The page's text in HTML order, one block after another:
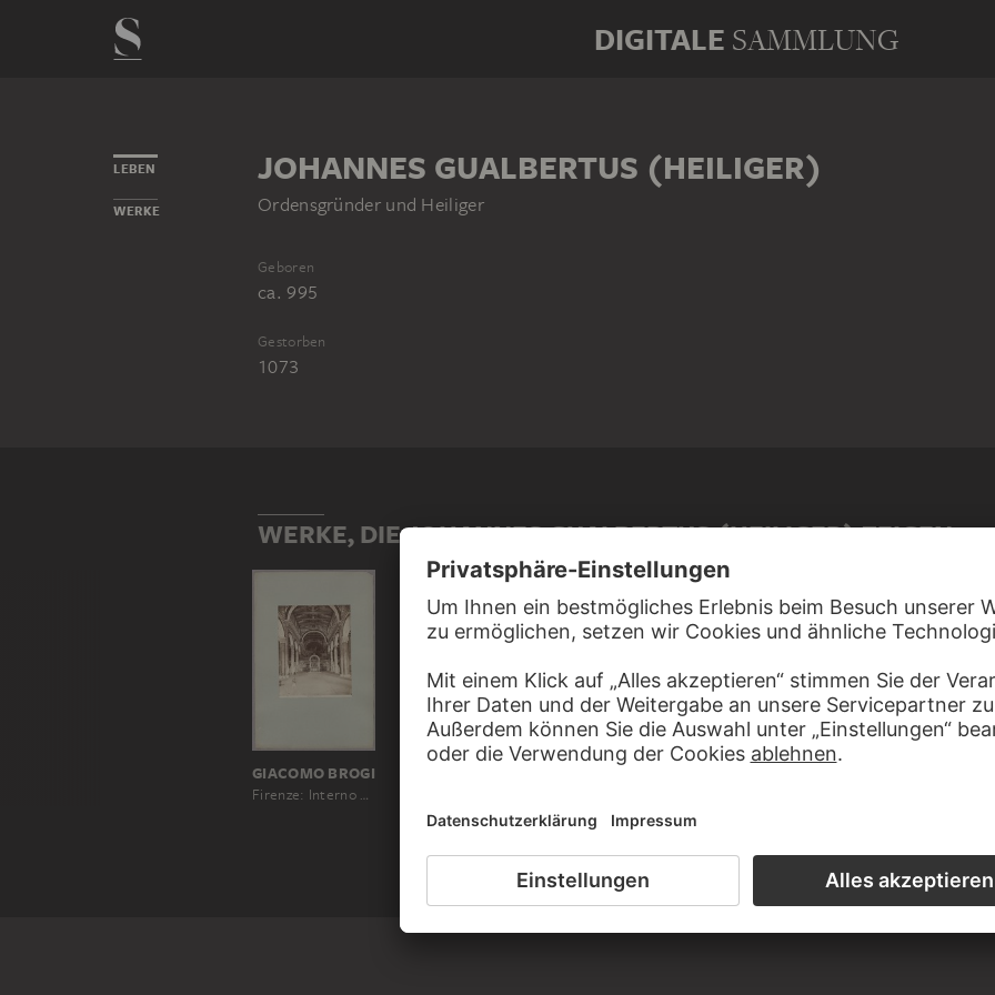
DIGITALE SAMMLUNG
LEBEN
WERKE
JOHANNES GUALBERTUS (HEILIGER)
Ordensgründer und Heiliger
Geboren
ca. 995
Gestorben
1073
WERKE, DIE JOHANNES GUALBERTUS (HEILIGER) ZEIGEN
GIACOMO BROGI
Firenze: Interno di S. Miniato, No. 3143